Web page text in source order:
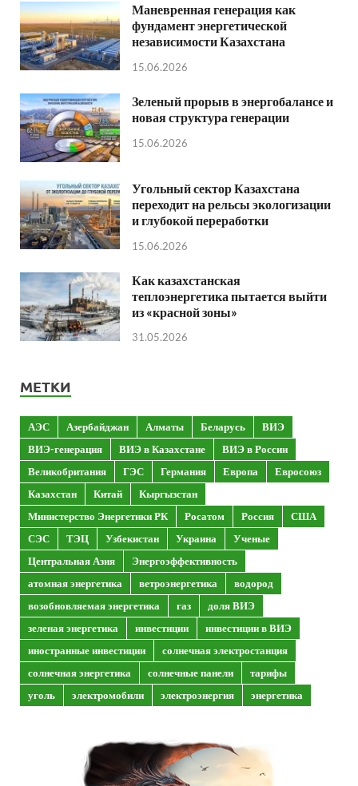
Маневренная генерация как
фундамент энергетической
независимости Казахстана
15.06.2026
Зеленый прорыв в энергобалансе и
новая структура генерации
15.06.2026
Угольный сектор Казахстана
переходит на рельсы экологизации
и глубокой переработки
15.06.2026
Как казахстанская
теплоэнергетика пытается выйти
из «красной зоны»
31.05.2026
МЕТКИ
АЭС Азербайджан Алматы Беларусь
ВИЭ
ВИЭ-генерация
ВИЭ в Казахстане
ВИЭ в России
Великобритания
ГЭС Германия Европа
Евросоюз
Казахстан
Китай
Кыргызстан
Министерство Энергетики РК
Росатом Россия
США
СЭС
ТЭЦ Узбекистан Украина
Ученые
Центральная Азия
Энергоэффективность
атомная энергетика
ветроэнергетика
водород
возобновляемая энергетика
газ
доля ВИЭ
зеленая энергетика
инвестиции
инвестиции в ВИЭ
иностранные инвестиции
солнечная электростанция
солнечная энергетика
солнечные панели
тарифы
уголь
электромобили электроэнергия энергетика